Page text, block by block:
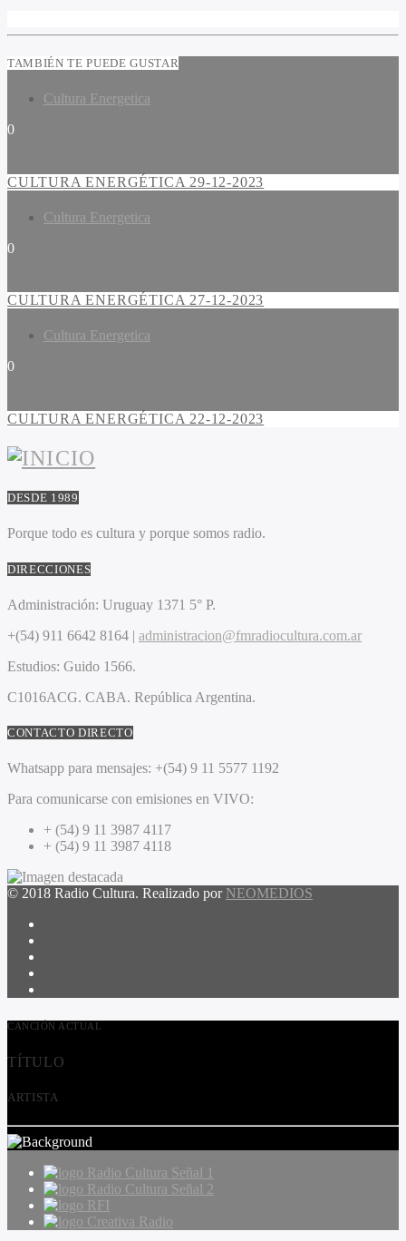
TAMBIÉN TE PUEDE GUSTAR
Cultura Energetica
0
CULTURA ENERGÉTICA 29-12-2023
Cultura Energetica
0
CULTURA ENERGÉTICA 27-12-2023
Cultura Energetica
0
CULTURA ENERGÉTICA 22-12-2023
DESDE 1989
Porque todo es cultura y porque somos radio.
DIRECCIONES
Administración: Uruguay 1371 5° P.
+(54) 911 6642 8164 | administracion@fmradiocultura.com.ar
Estudios: Guido 1566.
C1016ACG. CABA. República Argentina.
CONTACTO DIRECTO
Whatsapp para mensajes: +(54) 9 11 5577 1192
Para comunicarse con emisiones en VIVO:
+ (54) 9 11 3987 4117
+ (54) 9 11 3987 4118
© 2018 Radio Cultura. Realizado por NEOMEDIOS
CANCIÓN ACTUAL
TÍTULO
ARTISTA
Radio Cultura Señal 1
Radio Cultura Señal 2
RFI
Creativa Radio